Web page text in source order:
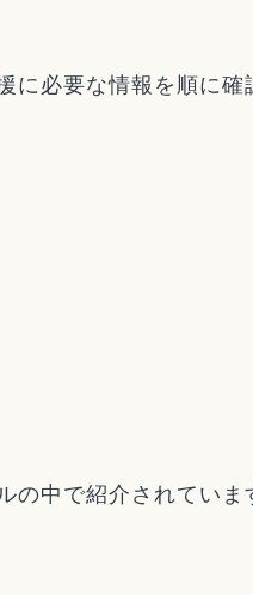
必要な情報を順に
中で紹介されていま